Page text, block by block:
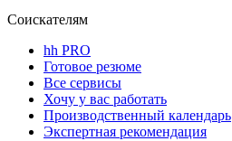
Соискателям
hh PRO
Готовое резюме
Все сервисы
Хочу у вас работать
Производственный календарь
Экспертная рекомендация